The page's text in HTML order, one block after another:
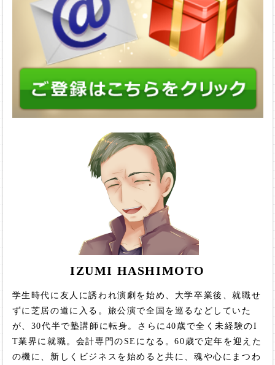
IZUMI HASHIMOTO
学生時代に友人に誘われ演劇を始め、大学卒業後、就職せ
ずに芝居の道に入る。旅公演で全国を巡るなどしていた
が、30代半で塾講師に転身。さらに40歳で全く未経験のI
T業界に就職。会計専門のSEになる。60歳で定年を迎えた
の機に、新しくビジネスを始めると共に、魂や心にまつわ